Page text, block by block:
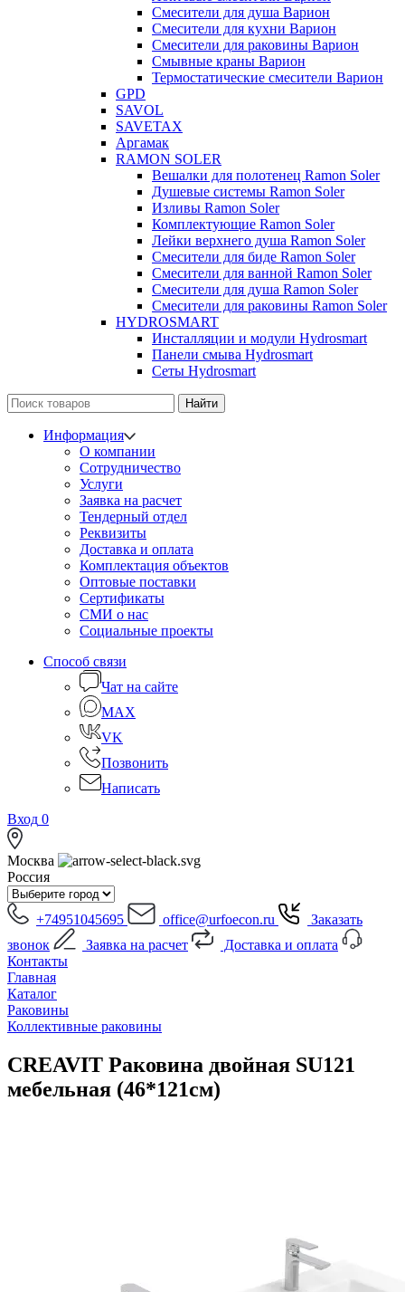
Смесители для душа Варион
Смесители для кухни Варион
Смесители для раковины Варион
Смывные краны Варион
Термостатические смесители Варион
GPD
SAVOL
SAVETAX
Аргамак
RAMON SOLER
Вешалки для полотенец Ramon Soler
Душевые системы Ramon Soler
Изливы Ramon Soler
Комплектующие Ramon Soler
Лейки верхнего душа Ramon Soler
Смесители для биде Ramon Soler
Смесители для ванной Ramon Soler
Смесители для душа Ramon Soler
Смесители для раковины Ramon Soler
HYDROSMART
Инсталляции и модули Hydrosmart
Панели смыва Hydrosmart
Сеты Hydrosmart
Найти
Информация
О компании
Сотрудничество
Услуги
Заявка на расчет
Тендерный отдел
Реквизиты
Доставка и оплата
Комплектация объектов
Оптовые поставки
Сертификаты
СМИ о нас
Социальные проекты
Способ связи
Чат на сайте
MAX
VK
Позвонить
Написать
Вход 0
Москва
Россия
+74951045695 office@urfoecon.ru
Заказать
звонок
Заявка на расчет
Доставка и оплата
Контакты
Главная
Каталог
Раковины
Коллективные раковины
CREAVIT Раковина двойная SU121
мебельная (46*121см)